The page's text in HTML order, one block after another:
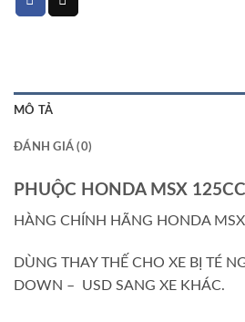
MÔ TẢ
ĐÁNH GIÁ (0)
PHUỘC HONDA MSX 125CC
HÀNG CHÍNH HÃNG HONDA
DÙNG THAY THẾ CHO XE BỊ TÉ
DOWN – USD SANG XE KHÁC.